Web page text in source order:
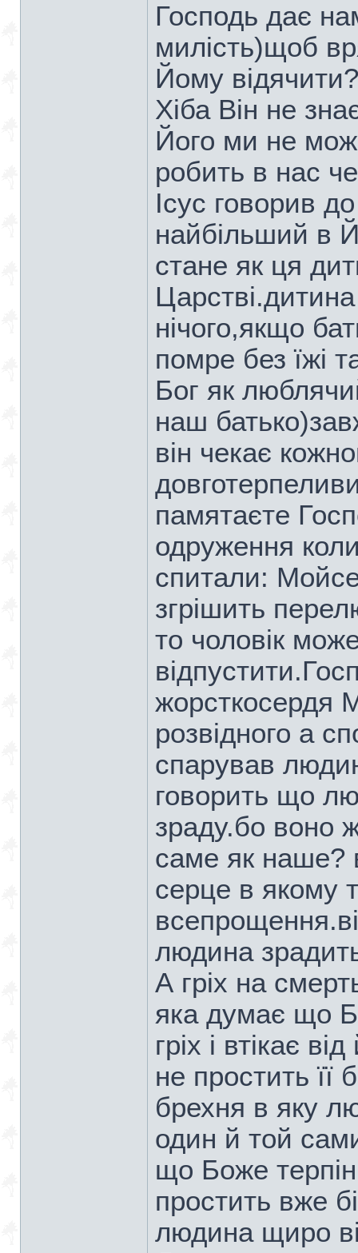
Господь дає
милість)щоб
Йому відячити?
Хіба Він не
Його ми не
робить в нас
Ісус говорив
найбільший в
стане як ця
нічого,якщо
помре без їжі
Бог як
наш
він чекає
памятаєте
одруження
спитали:
згрішить
то чоловік
жорсткосердя
розвідного а
спарував
говорить що
зраду.бо воно
саме як наше?
серце в якому
людина
А гріх на
яка думає що
гріх і втікає
не простить її
брехня в яку
один й той
що Боже
простить вже
людина щиро